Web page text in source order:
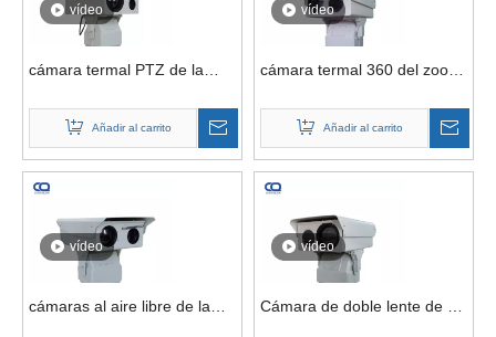
vídeo
cámara termal PTZ de la
montada en la torre de los
puerto
Añadir al carrito
vídeo
cámara termal 360 del zoom
de la supervisión de la gama
Añadir al carrito
vídeo
cámaras al aire libre de la
vídeo
Cámara de doble lente de 16